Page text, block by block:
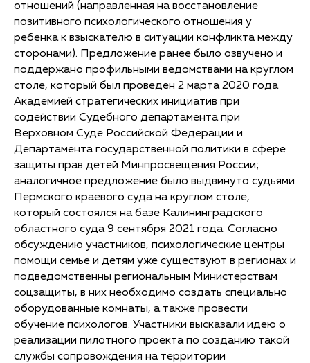
отношений (направленная на восстановление
позитивного психологического отношения у
ребенка к взыскателю в ситуации конфликта между
сторонами). Предложение ранее было озвучено и
поддержано профильными ведомствами на круглом
столе, который был проведен 2 марта 2020 года
Академией стратегических инициатив при
содействии Судебного департамента при
Верховном Суде Российской Федерации и
Департамента государственной политики в сфере
защиты прав детей Минпросвещения России;
аналогичное предложение было выдвинуто судьями
Пермского краевого суда на круглом столе,
который состоялся на базе Калининградского
областного суда 9 сентября 2021 года. Согласно
обсуждению участников, психологические центры
помощи семье и детям уже существуют в регионах и
подведомственны региональным Министерствам
соцзащиты, в них необходимо создать специально
оборудованные комнаты, а также провести
обучение психологов. Участники высказали идею о
реализации пилотного проекта по созданию такой
службы сопровождения на территории